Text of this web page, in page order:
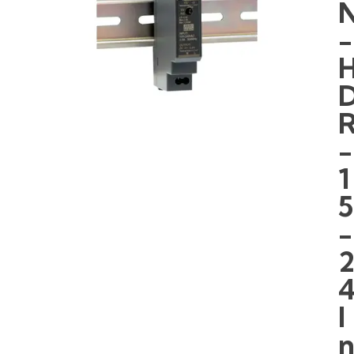
-
-
1
5
-
I